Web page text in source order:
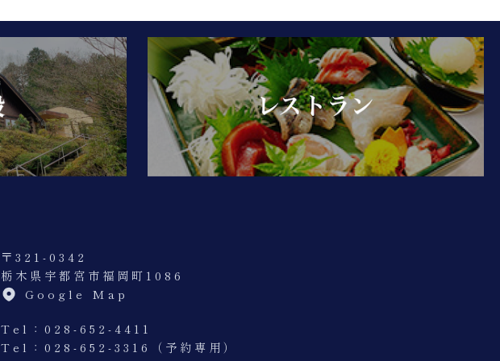
〒321-0342
栃木県宇都宮市福岡町1086
Google Map
Tel：028-652-4411
Tel： 028-652-3316（予約専用）